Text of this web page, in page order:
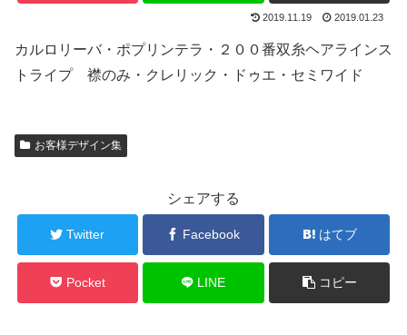
2019.11.19 2019.01.23
カルロリーバ・ポプリンテラ・２００番双糸ヘアラインス
トライプ 襟のみ・クレリック・ドゥエ・セミワイド
お客様デザイン集
シェアする
Twitter Facebook はてブ
Pocket LINE コピー